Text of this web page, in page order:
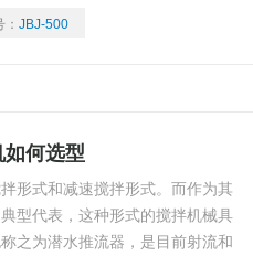
：JBJ-500
何选型
形式和减速搅拌形式。而作为其
型代表，这种形式的搅拌机械具
之为潜水推流器，是目前射流和